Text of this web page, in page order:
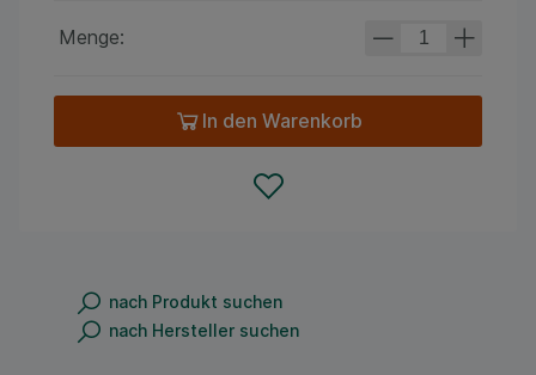
Menge:
In den Warenkorb
nach Produkt suchen
nach Hersteller suchen